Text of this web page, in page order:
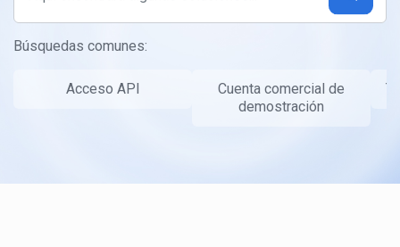
Búsquedas comunes:
Acceso API
Cuenta comercial de
demostración